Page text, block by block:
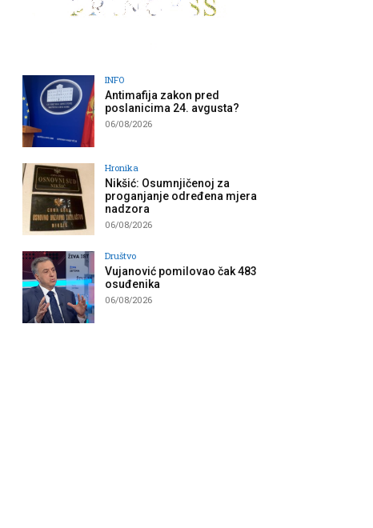
INFO
Antimafija zakon pred
poslanicima 24. avgusta?
06/08/2026
Hronika
Nikšić: Osumnjičenoj za
proganjanje određena mjera
nadzora
06/08/2026
Društvo
Vujanović pomilovao čak 483
osuđenika
06/08/2026